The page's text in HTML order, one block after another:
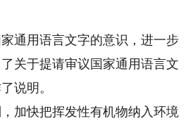
通用语言文字的意识，进一步
关于提请审议国家通用语言文
说明。
加快把挥发性有机物纳入环境